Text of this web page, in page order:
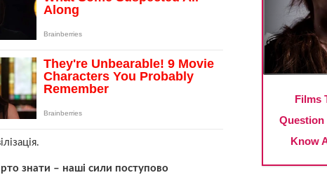
знати – наші сили поступово